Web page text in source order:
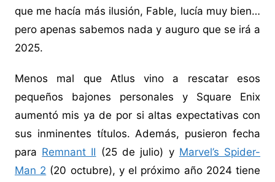
que me hacía más ilusión, Fable, lucía muy bien…
pero apenas sabemos nada y auguro que se irá a
2025.
Menos mal que Atlus vino a rescatar esos
pequeños bajones personales y Square Enix
aumentó mis ya de por si altas expectativas con
sus inminentes títulos. Además, pusieron fecha
para Remnant II (25 de julio) y Marvel’s Spider-
Man 2 (20 octubre), y el próximo año 2024 tiene